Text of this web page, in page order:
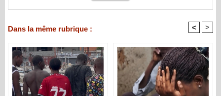
Dans la même rubrique : < >